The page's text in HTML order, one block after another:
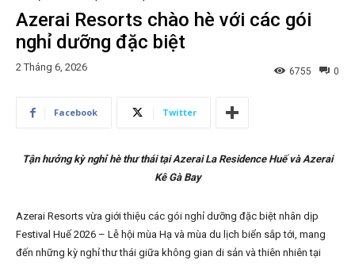
Azerai Resorts chào hè với các gói
nghỉ dưỡng đặc biệt
2 Tháng 6, 2026 0
6755
Facebook Twitter
Tận hưởng kỳ nghỉ hè thư thái tại Azerai La Residence Huế và Azerai
Kê Gà Bay
Azerai Resorts vừa giới thiệu các gói nghỉ dưỡng đặc biệt nhân dịp
Festival Huế 2026 – Lễ hội mùa Hạ và mùa du lịch biển sắp tới, mang
đến những kỳ nghỉ thư thái giữa không gian di sản và thiên nhiên tại